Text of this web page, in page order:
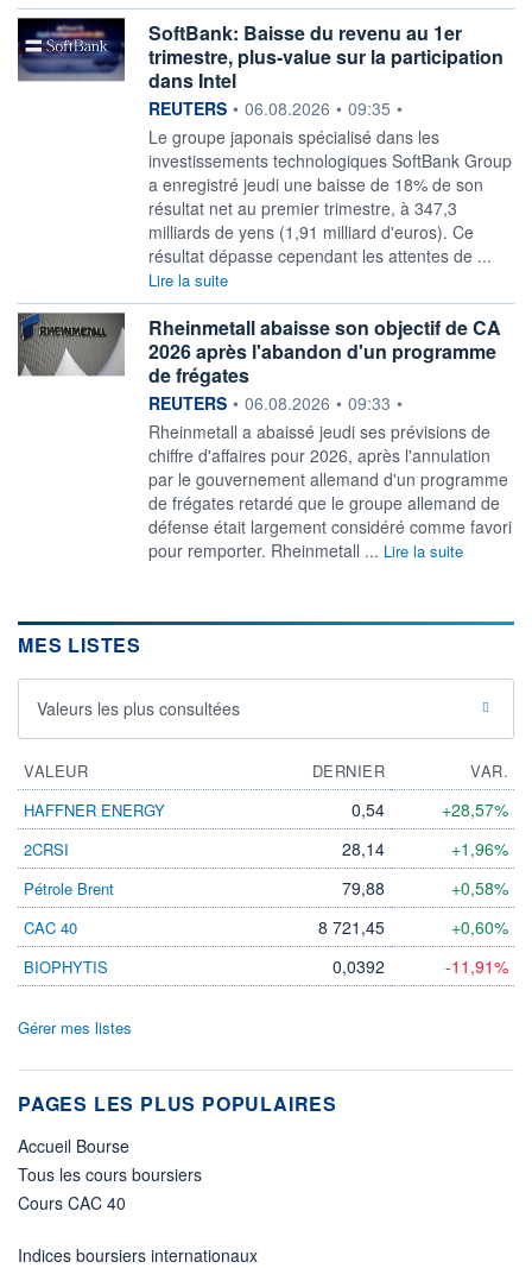
SoftBank: Baisse du revenu au 1er
trimestre, plus-value sur la participation
dans Intel
information fournie par
REUTERS • 06.08.2026 • 09:35 •
Le groupe japonais spécialisé ‌dans les
investissements technologiques SoftBank Group
a enregistré jeudi une baisse ​de 18% de son
résultat net au premier trimestre, à 347,3
milliards de yens (1,91 milliard d'euros). Ce
résultat dépasse cependant les attentes de ...
Lire la suite
Rheinmetall abaisse son objectif de CA
2026 après l'abandon d'un programme
de frégates
information fournie par
REUTERS • 06.08.2026 • 09:33 •
Rheinmetall a abaissé ‌jeudi ses prévisions de
chiffre d'affaires pour 2026, après l'annulation
par ​le gouvernement allemand d'un programme
de frégates retardé que le groupe allemand de
défense était largement considéré comme favori
pour remporter. Rheinmetall ... Lire la suite
MES LISTES
Valeurs les plus consultées
VALEUR DERNIER
VAR.
HAFFNER ENERGY
0,54 +28,57%
2CRSI 28,14 +1,96%
Pétrole Brent 79,88 +0,58%
CAC 40 8 721,45 +0,60%
BIOPHYTIS 0,0392 -11,91%
Gérer mes listes
PAGES LES PLUS POPULAIRES
Accueil Bourse
Tous les cours boursiers
Cours CAC 40
Indices boursiers internationaux